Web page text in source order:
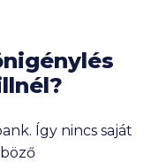
Így nincs saját